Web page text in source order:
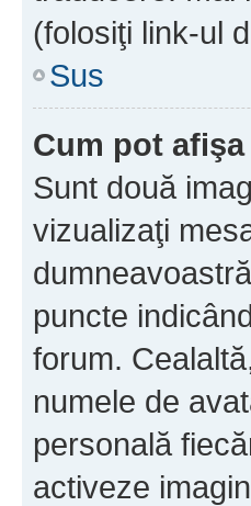
(folosiţi link-ul
Sus
Cum pot
Sunt două
vizualizaţi
puncte
forum.
numele de
personală
activeze